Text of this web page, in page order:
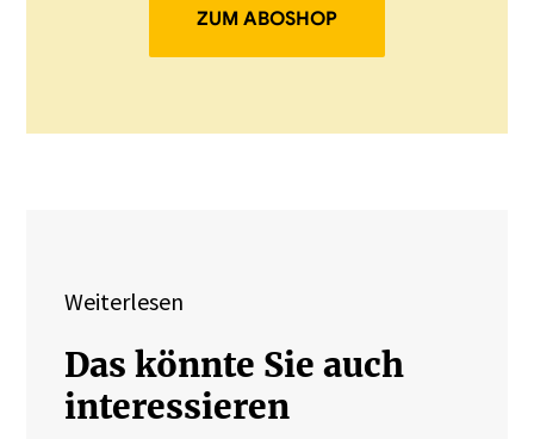
ZUM ABOSHOP
Weiterlesen
Das könnte Sie auch
interessieren